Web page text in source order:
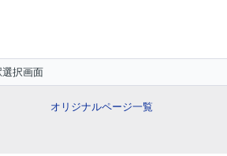
択画面
オリジナルページ一覧